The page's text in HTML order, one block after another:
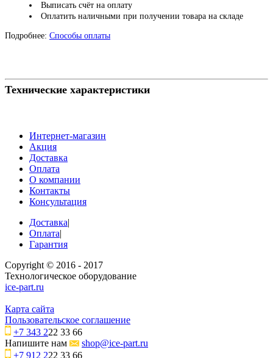
Выписать счёт на оплату
Оплатить наличными при получении товара на складе
Подробнее: Способы оплаты
Технические характеристики
Интернет-магазин
Акция
Доставка
Оплата
О компании
Контакты
Консультация
Доставка|
Оплата|
Гарантия
Copyright © 2016 - 2017
Технологическое оборудование
ice-part.ru
Карта сайта
Пользовательское соглашение
+7 343 222 33 66
Напишите нам
shop@ice-part.ru
+7 912 222 33 66